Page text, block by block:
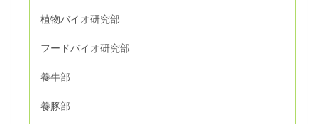
植物バイオ研究部
フードバイオ研究部
養牛部
養豚部